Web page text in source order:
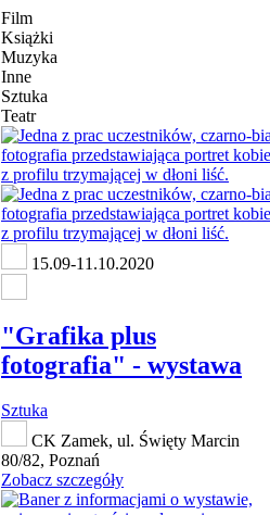
Film
Książki
Muzyka
Inne
Sztuka
Teatr
15.09-11.10.2020
"Grafika plus
fotografia" - wystawa
Sztuka
CK Zamek, ul. Święty Marcin
80/82, Poznań
Zobacz szczegóły